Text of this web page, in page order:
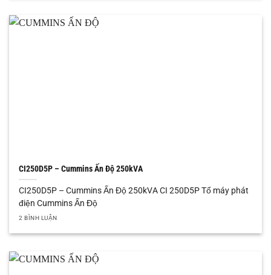
CI250D5P – Cummins Ấn Độ 250kVA
CI250D5P – Cummins Ấn Độ 250kVA CI 250D5P Tổ máy phát
điện Cummins Ấn Độ
2 BÌNH LUẬN